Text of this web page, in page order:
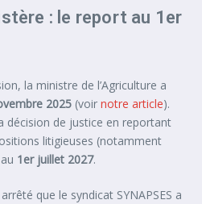
: le report au 1er
la ministre de l’Agriculture a
2025 (voir notre article).
décision de justice en reportant
litigieuses (notamment
1er juillet 2027.
que le syndicat SYNAPSES a